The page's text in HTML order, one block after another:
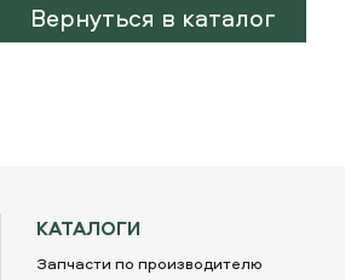
Вернуться в каталог
КАТАЛОГИ
Запчасти по производителю